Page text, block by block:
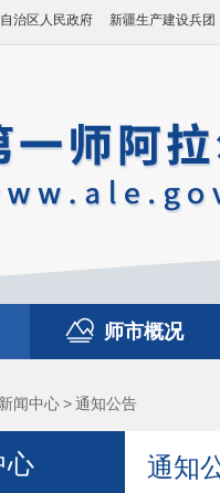
治区人民政府 新疆生产建设兵团
师市概况
新闻中心>通知公告
心 通知